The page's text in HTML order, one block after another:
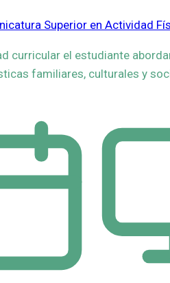
Superior en Actividad
curricular el estudiante
familiares, culturales y